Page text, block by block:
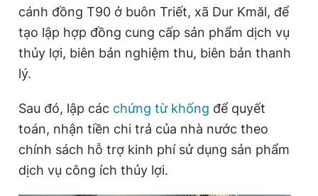
Hotline Liên hệ quảng cáo
0908 780 404
Đặt báo RSS Tòa soạn
Phó tổng biên tập thường trực: Hải Thành
Phó tổng biên tập: Lâm Hiếu Dũng
Phó tổng biên tập: Trần Việt Hưng
Tổng thư ký tòa soạn: Đức Trung
Giấy phép xuất bản số 110/GP - BTTTT cấp ngày 24.3.2020
© 2003-2026 Bản quyền thuộc về Báo Thanh Niên. Cấm sao
cánh đồng T90 ở buôn Triết, xã Dur Kmăl, để
tạo lập hợp đồng cung cấp sản phẩm dịch vụ
thủy lợi, biên bản nghiệm thu, biên bản thanh
lý.
Sau đó, lập các chứng từ khống để quyết
toán, nhận tiền chi trả của nhà nước theo
chính sách hỗ trợ kinh phí sử dụng sản phẩm
dịch vụ công ích thủy lợi.